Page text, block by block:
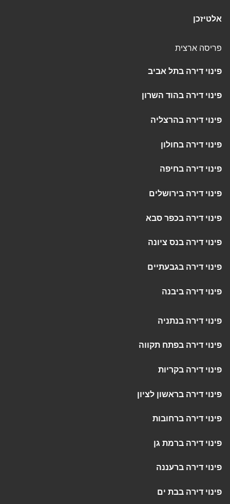
אלטיזכן
פריסה ארצית
פינוי דירה בתל אביב
פינוי דירה בהוד השרון
פינוי דירה בהרצליה
פינוי דירה בחולון
פינוי דירה בחיפה
פינוי דירה בירושלים
פינוי דירה בכפר סבא
פינוי דירה בנס ציונה
פינוי דירה בגבעתיים
פינוי דירה ביבנה
פינוי דירה בנתניה
פינוי דירה בפתח תקווה
פינוי דירה בקריות
פינוי דירה בראשון לציון
פינוי דירה ברחובות
פינוי דירה ברמת גן
פינוי דירה ברעננה
פינוי דירה בבת ים